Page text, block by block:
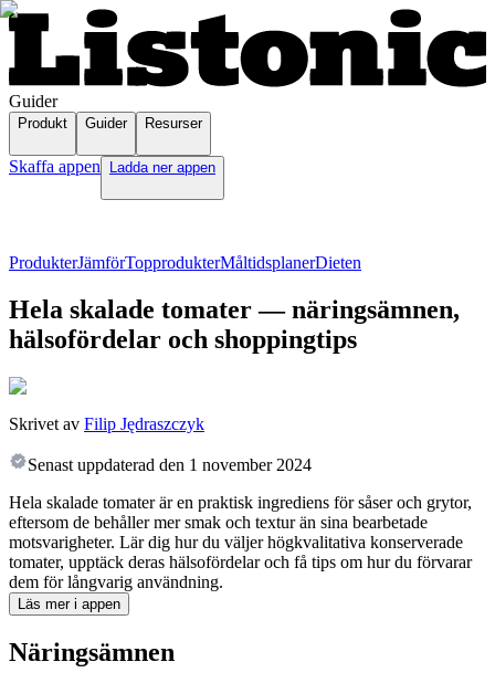
Guider
Produkt Guider Resurser
Skaffa appen Ladda ner appen
ProdukterJämförTopprodukterMåltidsplanerDieten
Hela skalade tomater — näringsämnen,
hälsofördelar och shoppingtips
Skrivet av Filip Jędraszczyk
Senast uppdaterad den 1 november 2024
Hela skalade tomater är en praktisk ingrediens för såser och grytor,
eftersom de behåller mer smak och textur än sina bearbetade
motsvarigheter. Lär dig hur du väljer högkvalitativa konserverade
tomater, upptäck deras hälsofördelar och få tips om hur du förvarar
dem för långvarig användning.
Läs mer i appen
Näringsämnen